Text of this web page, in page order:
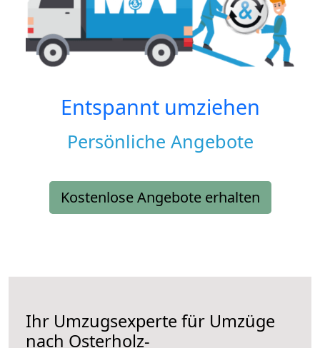
Entspannt umziehen
Persönliche Angebote
Kostenlose Angebote erhalten
Ihr Umzugsexperte für Umzüge
nach Osterholz-